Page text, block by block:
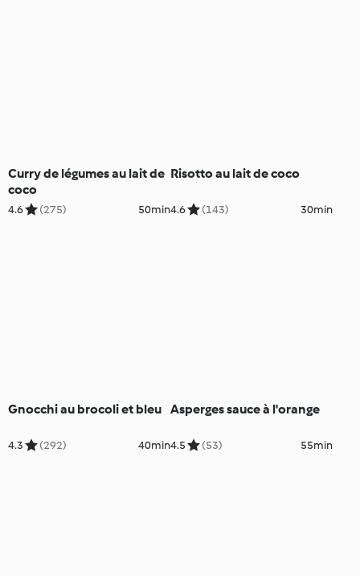
Curry de légumes au lait de
coco
4.6 (275) 50min
Risotto au lait de coco
4.6 (143) 30min
Gnocchi au brocoli et bleu
4.3 (292) 40min
Asperges sauce à l'orange
4.5 (53) 55min